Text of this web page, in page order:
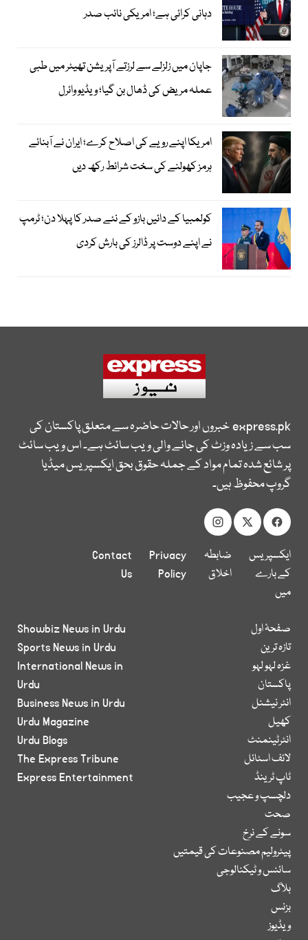
دہانی کرائی ہے؛ امریکی نائب صدر
جاپان میں زلزلے سے لرزتے آپریشن تھیٹر میں طبی
عملہ مریض کی ڈھال بن گیا؛ ویڈیو وائرل
امریکا اپنے رویے کی اصلاح کرے؛ ایران نے آبنائے
ہرمز کھولنے کی سخت شرائط رکھ دیں
کولمبیا کے دائیں بازو کے نئے صدر کا پہلا دن؛ ٹرمپ
نے اپنے دوست پر ڈالرز کی بارش کردی
express.pkخبروں اور حالات حاضرہ سے متعلق پاکستان کی
سب سے زیادہ وزٹ کی جانے والی ویب سائٹ ہے۔ اس ویب سائٹ
پر شائع شدہ تمام مواد کے جملہ حقوق بحق ایکسپریس میڈیا
گروپ محفوظ ہیں۔
ایکسپریس
کے بارے
میں
ضابطہ
اخلاق
Privacy
Policy
Contact
Us
صفحۂ اول
تازہ ترین
غزہ لہو لہو
پاکستان
انٹر نیشنل
کھیل
انٹرٹینمنٹ
لائف اسٹائل
ٹاپ ٹرینڈ
دلچسپ و عجیب
صحت
سونے کے نرخ
پیٹرولیم مصنوعات کی قیمتیں
سائنس و ٹیکنالوجی
بلاگ
بزنس
ویڈیوز
Showbiz News in Urdu
Sports News in Urdu
International News in
Urdu
Business News in Urdu
Urdu Magazine
Urdu Blogs
The Express Tribune
Express Entertainment